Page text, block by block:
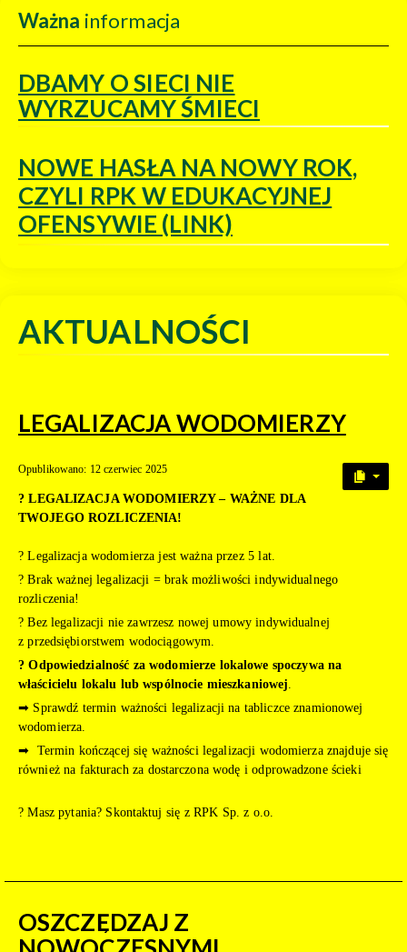
Ważna informacja
DBAMY O SIECI NIE
WYRZUCAMY ŚMIECI
NOWE HASŁA NA NOWY ROK,
CZYLI RPK W EDUKACYJNEJ
OFENSYWIE (LINK)
AKTUALNOŚCI
LEGALIZACJA WODOMIERZY
Opublikowano: 12 czerwiec 2025
? LEGALIZACJA WODOMIERZY – WAŻNE DLA
TWOJEGO ROZLICZENIA!
? Legalizacja wodomierza jest ważna przez 5 lat.
? Brak ważnej legalizacji = brak możliwości indywidualnego
rozliczenia!
? Bez legalizacji nie zawrzesz nowej umowy indywidualnej
z przedsiębiorstwem wodociągowym.
? Odpowiedzialność za wodomierze lokalowe spoczywa na
właścicielu lokalu lub wspólnocie mieszkaniowej
➡ Sprawdź termin ważności legalizacji na tabliczce znamionowej
wodomierza.
➡ Termin kończącej się ważności legalizacji wodomierza znajduje się
również na fakturach za dostarczona wodę i odprowadzone ścieki
? Masz pytania? Skontaktuj się z RPK Sp. z o.o.
OSZCZĘDZAJ Z